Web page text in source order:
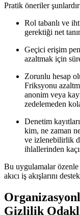
Pratik öneriler
Rol tabanlı ve
gerektiği net
Geçici erişim
azaltmak için
Zorunlu hesap
Friksyonu
anonim veya
zedelemeden
Denetim
kim, ne zaman
ve izlenebilirlik
ihlallerinden
Bu uygulamalar
akıcı iş akışlarını
Gizlilik